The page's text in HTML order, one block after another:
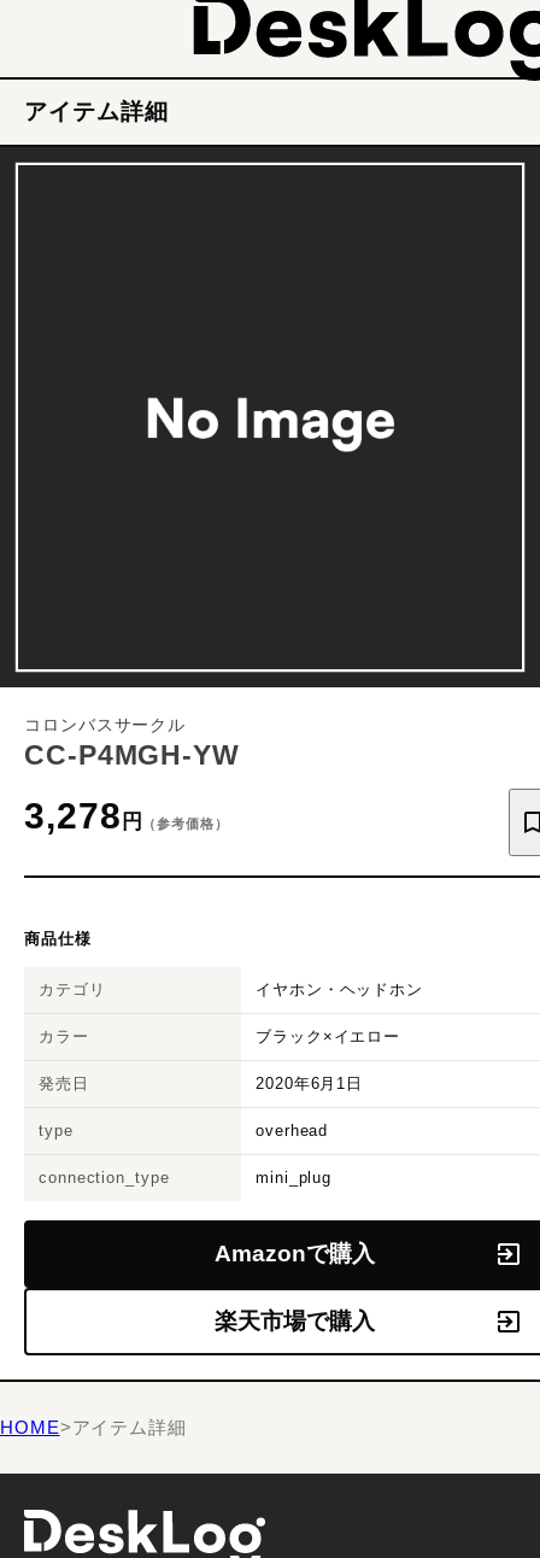
アイテム詳細
コロンバスサークル
CC-P4MGH-YW
3,278 円 （参考価格）
商品仕様
カテゴリ イヤホン・ヘッドホン
カラー ブラック×イエロー
発売日 2020年6月1日
type overhead
connection_type mini_plug
Amazonで購入
楽天市場で購入
HOME>アイテム詳細